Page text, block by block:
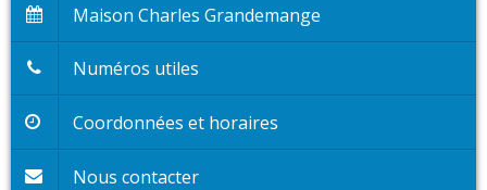
Maison Charles Grandemange
Numéros utiles
Coordonnées et horaires
Nous contacter